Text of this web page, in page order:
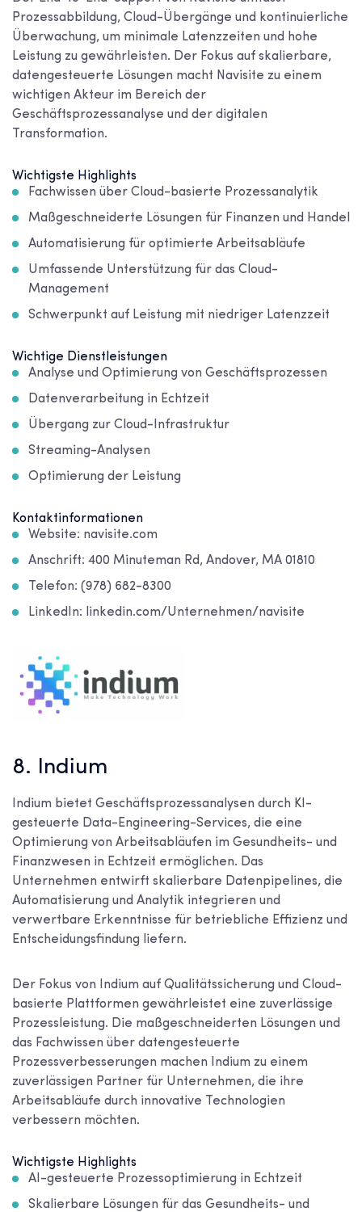
Prozessabbildung, Cloud-Übergänge und kontinuierliche
Überwachung, um minimale Latenzzeiten und hohe
Leistung zu gewährleisten. Der Fokus auf skalierbare,
datengesteuerte Lösungen macht Navisite zu einem
wichtigen Akteur im Bereich der
Geschäftsprozessanalyse und der digitalen
Transformation.
Wichtigste Highlights
Fachwissen über Cloud-basierte Prozessanalytik
Maßgeschneiderte Lösungen für Finanzen und Handel
Automatisierung für optimierte Arbeitsabläufe
Umfassende Unterstützung für das Cloud-
Management
Schwerpunkt auf Leistung mit niedriger Latenzzeit
Wichtige Dienstleistungen
Analyse und Optimierung von Geschäftsprozessen
Datenverarbeitung in Echtzeit
Übergang zur Cloud-Infrastruktur
Streaming-Analysen
Optimierung der Leistung
Kontaktinformationen
Website: navisite.com
Anschrift: 400 Minuteman Rd, Andover, MA 01810
Telefon: (978) 682-8300
LinkedIn: linkedin.com/Unternehmen/navisite
8. Indium
Indium bietet Geschäftsprozessanalysen durch KI-
gesteuerte Data-Engineering-Services, die eine
Optimierung von Arbeitsabläufen im Gesundheits- und
Finanzwesen in Echtzeit ermöglichen. Das
Unternehmen entwirft skalierbare Datenpipelines, die
Automatisierung und Analytik integrieren und
verwertbare Erkenntnisse für betriebliche Effizienz und
Entscheidungsfindung liefern.
Der Fokus von Indium auf Qualitätssicherung und Cloud-
basierte Plattformen gewährleistet eine zuverlässige
Prozessleistung. Die maßgeschneiderten Lösungen und
das Fachwissen über datengesteuerte
Prozessverbesserungen machen Indium zu einem
zuverlässigen Partner für Unternehmen, die ihre
Arbeitsabläufe durch innovative Technologien
verbessern möchten.
Wichtigste Highlights
AI-gesteuerte Prozessoptimierung in Echtzeit
Skalierbare Lösungen für das Gesundheits- und